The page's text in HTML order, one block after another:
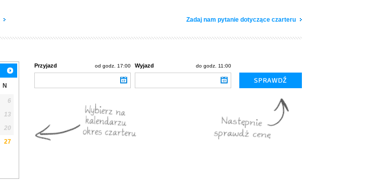
Zadaj nam pytanie dotyczące czarteru
N
6
13
20
27
Przyjazd od godz. 17:00 Wyjazd do godz. 11:00